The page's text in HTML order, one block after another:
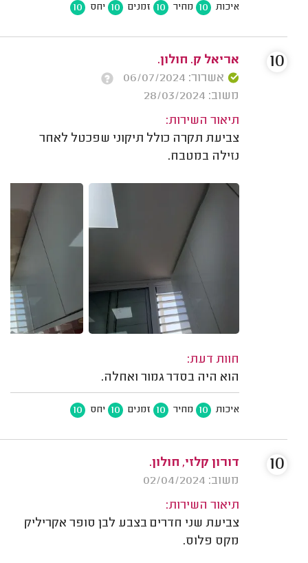
איכות 10 מחיר 10 זמנים 10 יחס 10
אריאל ק. חולון.
אשרור: 06/07/2024
משוב: 28/03/2024
תיאור השירות:
צביעת תקרה כולל תיקוני שפכטל לאחר
נזילה במטבח.
חוות דעת:
הוא היה בסדר גמור ואחלה.
איכות 10 מחיר 10 זמנים 10 יחס 10
10
דורון קלזי, חולון.
משוב: 02/04/2024
תיאור השירות:
צביעת שני חדרים בצבע לבן סופר אקריליק
מקס פלוס.
10